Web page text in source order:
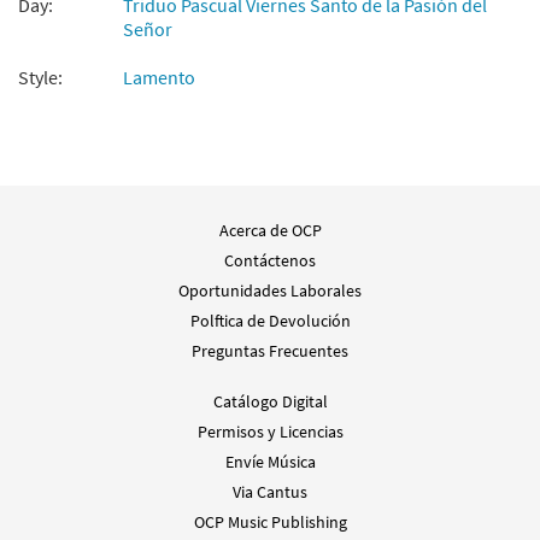
Dolorosa [Coral – Descargue]
From Alabanza Coral
Muestra
DIGITAL
Agregar al carrito
Day:
Triduo Pascual Viernes Santo de la Pasión del
Señor
Style:
Lamento
Acerca de OCP
Contáctenos
Oportunidades Laborales
Polftica de Devolución
Preguntas Frecuentes
Catálogo Digital
Permisos y Licencias
Envíe Música
Via Cantus
OCP Music Publishing